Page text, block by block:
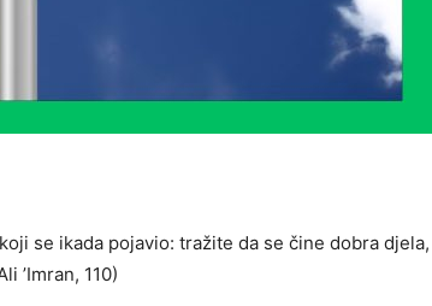
se ikada pojavio: tražite da se čine dobra djela,
’Imran, 110)